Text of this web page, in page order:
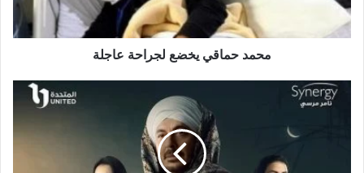
محمد حماقي يخضع لجراحة عاجلة
محاولة
اغتيال